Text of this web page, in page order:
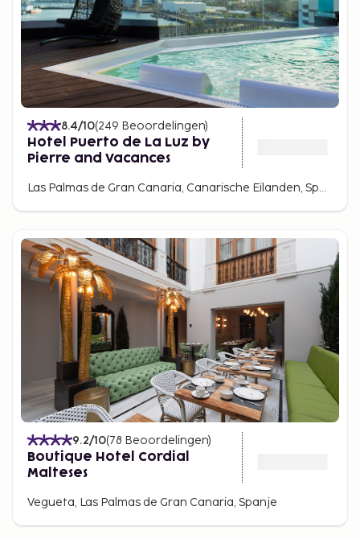
8.4/10(249 Beoordelingen)
Hotel Puerto de La Luz by
Pierre and Vacances
Las Palmas de Gran Canaria, Canarische Eilanden, Spanje
9.2/10(78 Beoordelingen)
Boutique Hotel Cordial
Malteses
Vegueta, Las Palmas de Gran Canaria, Spanje